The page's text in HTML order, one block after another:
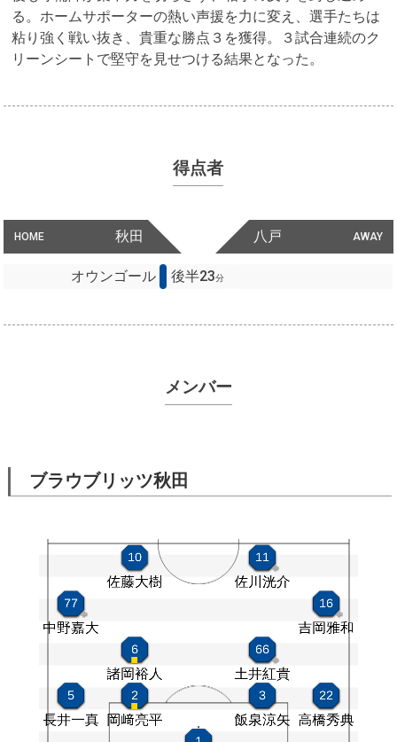
る。ホームサポーターの熱い声援を力に変え、選手たちは
粘り強く戦い抜き、貴重な勝点３を獲得。３試合連続のク
リーンシートで堅守を見せつける結果となった。
得点者
HOME 秋田 AWAY
八戸
オウンゴール 後半23分
メンバー
ブラウブリッツ秋田